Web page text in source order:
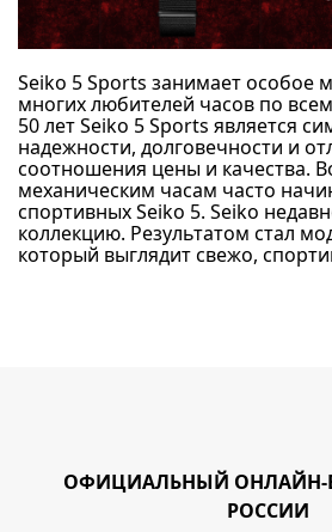
ОФИЦИАЛЬНЫЙ ОНЛАЙН-
РОССИИ